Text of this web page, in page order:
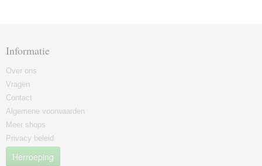
Informatie
Over ons
Vragen
Contact
Algemene voorwaarden
Meer shops
Privacy beleid
Herroeping